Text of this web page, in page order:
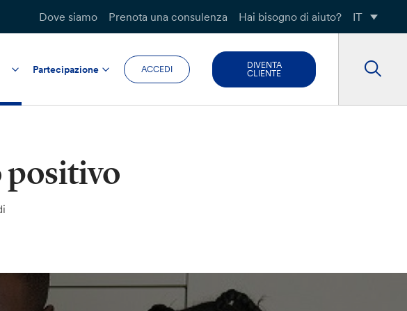
Dove siamo Prenota una consulenza Hai bisogno di aiuto? IT
Partecipazione ACCEDI
DIVENTA
CLIENTE
positivo